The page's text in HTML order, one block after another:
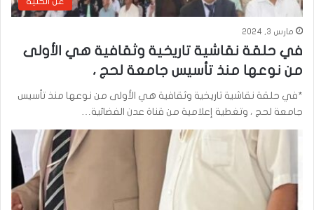
مارس 3, 2024
في حلقة نقاشية تاريخية وثقافية هي الأولى
من نوعها منذ تأسيس جامعة لحج ،
*في حلقة نقاشية تاريخية وثقافية هي الأولى من نوعها منذ تأسيس
جامعة لحج ، وتغطية إعلامية من قناة عدن الفضائية…